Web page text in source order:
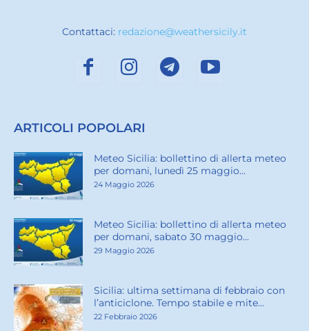
Contattaci: redazione@weathersicily.it
ARTICOLI POPOLARI
Meteo Sicilia: bollettino di allerta meteo
per domani, lunedì 25 maggio...
24 Maggio 2026
Meteo Sicilia: bollettino di allerta meteo
per domani, sabato 30 maggio...
29 Maggio 2026
Sicilia: ultima settimana di febbraio con
l’anticiclone. Tempo stabile e mite...
22 Febbraio 2026